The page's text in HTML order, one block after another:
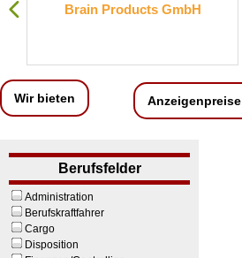
Brain Products GmbH
Wir bieten Anzeigenpreise
Berufsfelder
Administration
Berufskraftfahrer
Cargo
Disposition